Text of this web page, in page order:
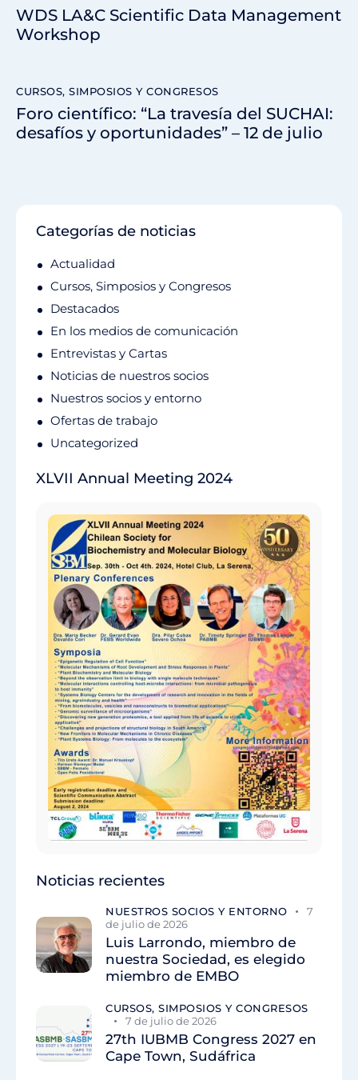
WDS LA&C Scientific Data Management
Workshop
CURSOS, SIMPOSIOS Y CONGRESOS
Foro científico: “La travesía del SUCHAI:
desafíos y oportunidades” – 12 de julio
Categorías de noticias
Actualidad
Cursos, Simposios y Congresos
Destacados
En los medios de comunicación
Entrevistas y Cartas
Noticias de nuestros socios
Nuestros socios y entorno
Ofertas de trabajo
Uncategorized
XLVII Annual Meeting 2024
Noticias recientes
NUESTROS SOCIOS Y ENTORNO
7
de julio de 2026
Luis Larrondo, miembro de
nuestra Sociedad, es elegido
miembro de EMBO
CURSOS, SIMPOSIOS Y CONGRESOS
7 de julio de 2026
27th IUBMB Congress 2027 en
Cape Town, Sudáfrica